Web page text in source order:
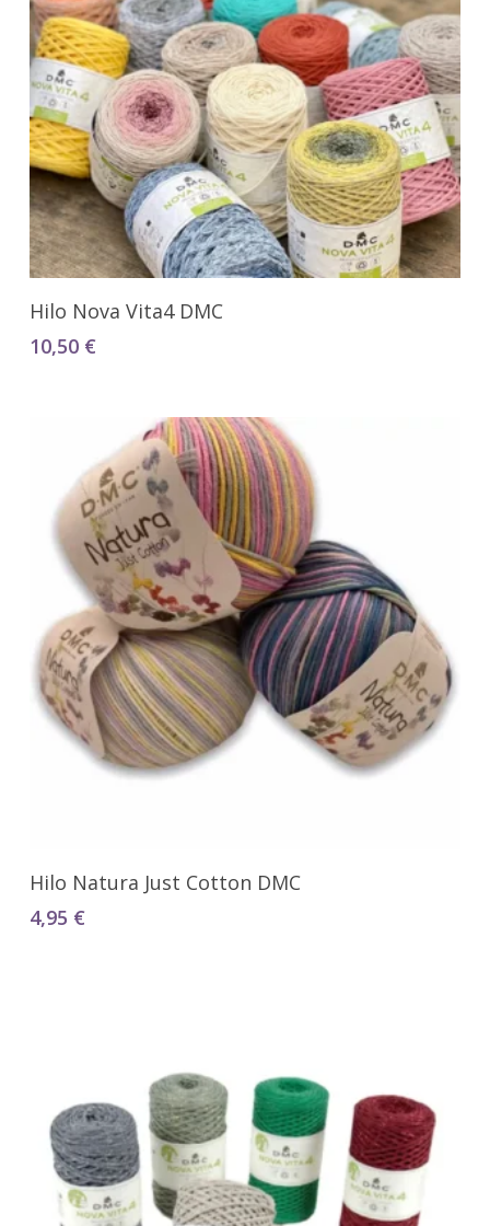
Seleccionar Opciones
Hilo Nova Vita4 DMC
10,50 €
Seleccionar Opciones
Hilo Natura Just Cotton DMC
4,95 €